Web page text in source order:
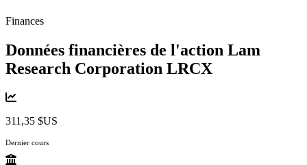
Finances
Données financières de l'action Lam
Research Corporation LRCX
311,35 $US
Dernier cours